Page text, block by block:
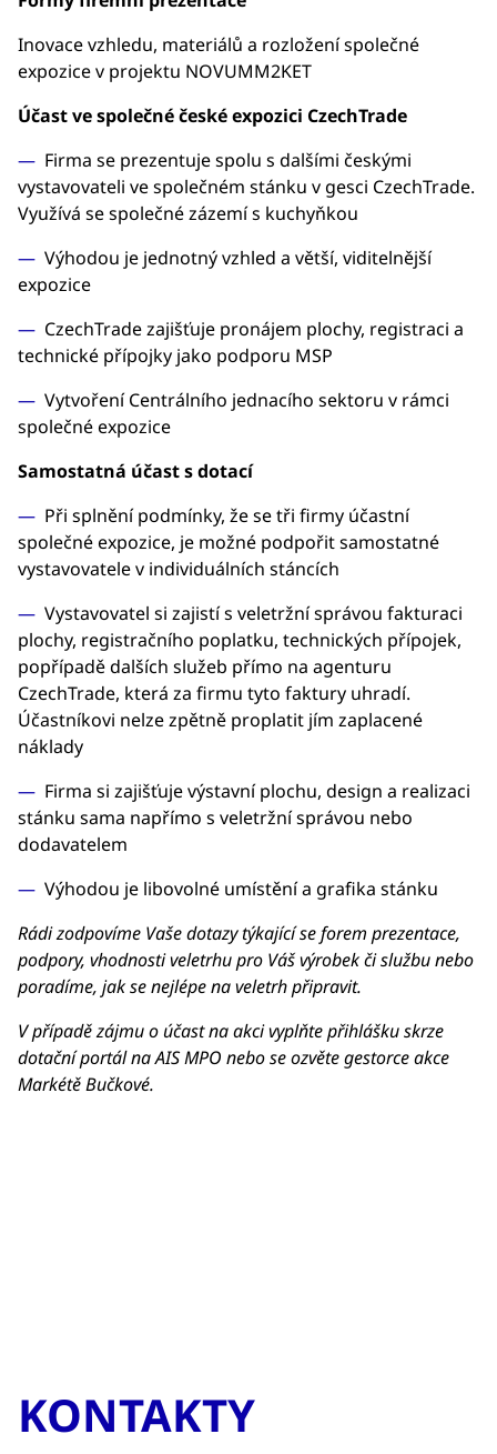
Inovace vzhledu, materiálů a rozložení společné
expozice v projektu NOVUMM2KET
Účast ve společné české expozici CzechTrade
Firma se prezentuje spolu s dalšími českými
vystavovateli ve společném stánku v gesci CzechTrade.
Využívá se společné zázemí s kuchyňkou
Výhodou je jednotný vzhled a větší, viditelnější
expozice
CzechTrade zajišťuje pronájem plochy, registraci a
technické přípojky jako podporu MSP
Vytvoření Centrálního jednacího sektoru v rámci
společné expozice
Samostatná účast s dotací
Při splnění podmínky, že se tři firmy účastní
společné expozice, je možné podpořit samostatné
vystavovatele v individuálních stáncích
Vystavovatel si zajistí s veletržní správou fakturaci
plochy, registračního poplatku, technických přípojek,
popřípadě dalších služeb přímo na agenturu
CzechTrade, která za firmu tyto faktury uhradí.
Účastníkovi nelze zpětně proplatit jím zaplacené
náklady
Firma si zajišťuje výstavní plochu, design a realizaci
stánku sama napřímo s veletržní správou nebo
dodavatelem
Výhodou je libovolné umístění a grafika stánku
Rádi zodpovíme Vaše dotazy týkající se forem prezentace,
podpory, vhodnosti veletrhu pro Váš výrobek či službu nebo
poradíme, jak se nejlépe na veletrh připravit.
V případě zájmu o účast na akci vyplňte přihlášku skrze
dotační portál na AIS MPO nebo se ozvěte gestorce akce
Markétě Bučkové.
KONTAKTY